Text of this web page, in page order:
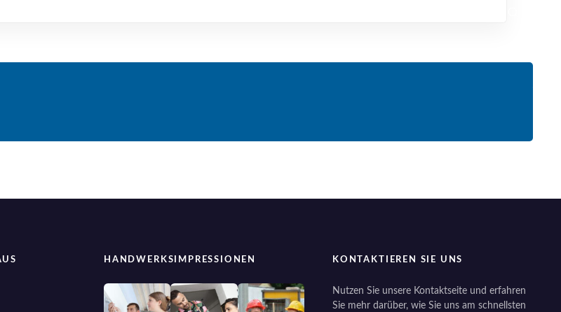
HANDWERKSIMPRESSIONEN KONTAKTIEREN SIE UNS
Nutzen Sie unsere Kontaktseite und erfahren
Sie mehr darüber, wie Sie uns am schnellsten